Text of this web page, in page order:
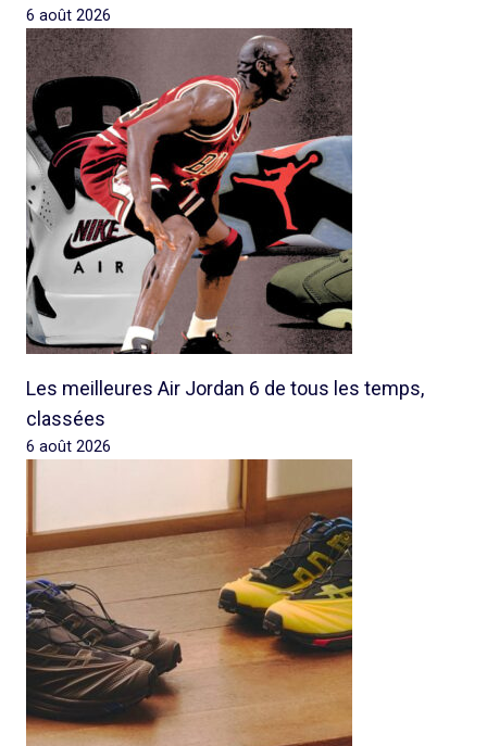
6 août 2026
Les meilleures Air Jordan 6 de tous les temps,
classées
6 août 2026